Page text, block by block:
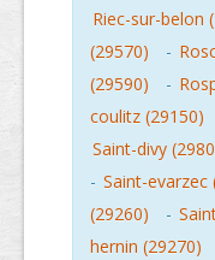
Riec-sur-belon
(29570)
-
(29590)
-
coulitz (29150)
Saint-divy
- Saint-evarzec
(29260)
-
hernin (29270)